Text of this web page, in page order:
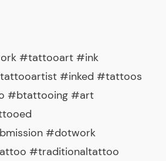
#tattooart #ink
#inked #tattoos
#btattooing #art
#dotwork
#traditionaltattoo